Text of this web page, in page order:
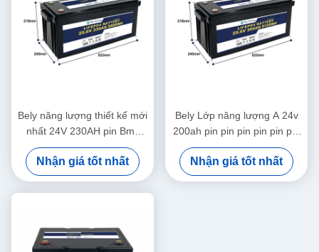
Bely năng lượng thiết kế mới
nhất 24V 230AH pin Bms
cho Yacht Scooter y tế
Nhận giá tốt nhất
Bely Lớp năng lượng A 24v
200ah pin pin pin pin pin pin
pin pin pin pin pin pin pin pin
pin pin pin pin pin pin pin
Nhận giá tốt nhất